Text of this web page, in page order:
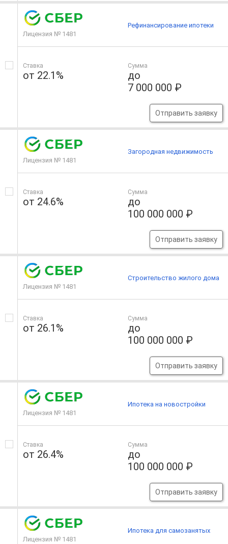
Лицензия № 1481
Ставка
от 22.1%
Сумма
до
7 000 000 ₽
Отправить заявку
Рефинансирование ипотеки
Лицензия № 1481
Ставка
от 24.6%
Сумма
до
100 000 000 ₽
Отправить заявку
Загородная недвижимость
Лицензия № 1481
Ставка
от 26.1%
Сумма
до
100 000 000 ₽
Отправить заявку
Строительство жилого дома
Лицензия № 1481
Ставка
от 26.4%
Сумма
до
100 000 000 ₽
Отправить заявку
Ипотека на новостройки
Лицензия № 1481
Ипотека для самозанятых